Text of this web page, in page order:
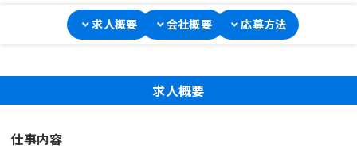
求人概要 会社概要 応募方法
求人概要
仕事内容